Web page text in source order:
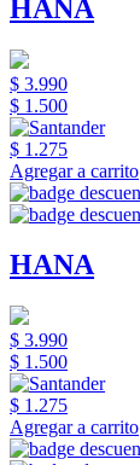
HANA
$ 3.990
$ 1.500
$ 1.275
Agregar a carrito
HANA
$ 3.990
$ 1.500
$ 1.275
Agregar a carrito